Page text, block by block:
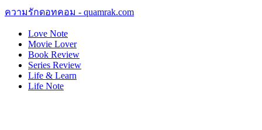
ความรักดอทคอม - quamrak.com
Love Note
Movie Lover
Book Review
Series Review
Life & Learn
Life Note